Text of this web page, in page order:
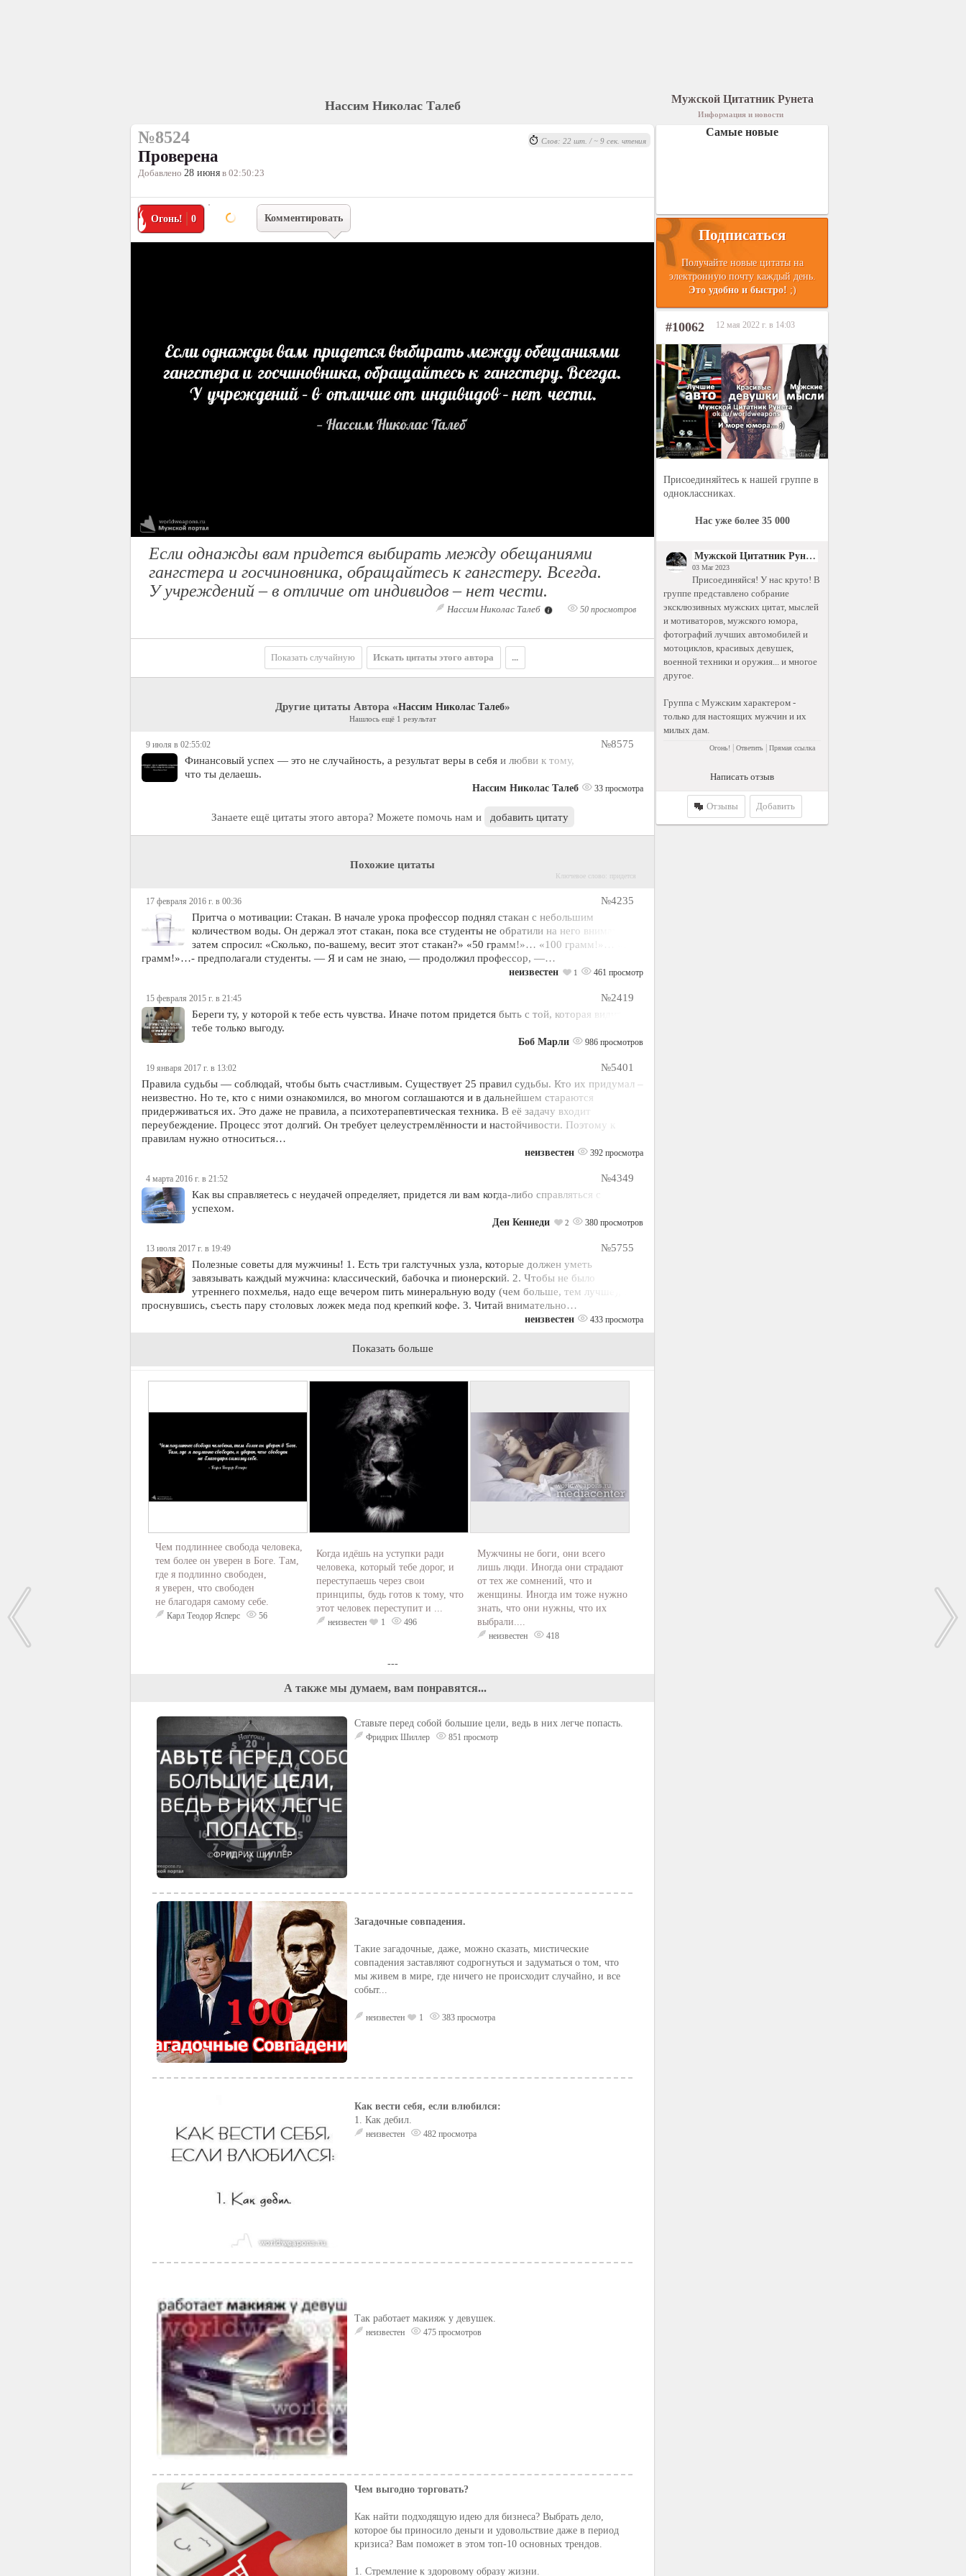
Нассим Николас Талеб
№8524
Проверена
Добавлено 28 июня в 02:50:23
Огонь! 0 Комментировать
Если однажды вам придется выбирать между обещаниями
гангстера и госчиновника, обращайтесь к гангстеру. Всегда.
У учреждений – в отличие от индивидов – нет чести.
Нассим Николас Талеб 50 просмотров
Слов: 22 шт. / ~ 9 сек. чтения
Показать случайную Искать цитаты этого автора ...
Другие цитаты Автора «Нассим Николас Талеб»
Нашлось ещё 1 результат
9 июля в 02:55:02
№8575
Финансовый успех — это не случайность, а результат веры в себя и любви к тому,
что ты делаешь.
Нассим Николас Талеб 33 просмотра
Занаете ещё цитаты этого автора? Можете помочь нам и добавить цитату
Похожие цитаты
Ключевое слово: придется
17 февраля 2016 г. в 00:36
№4235
Притча о мотивации: Стакан. В начале урока профессор поднял стакан с небольшим
количеством воды. Он держал этот стакан, пока все студенты не обратили на него внимания, а
затем спросил: «Сколько, по-вашему, весит этот стакан?» «50 грамм!»… «100 грамм!»… «125
грамм!»…- предполагали студенты. — Я и сам не знаю, — продолжил профессор, —…
неизвестен 1 461 просмотр
15 февраля 2015 г. в 21:45
№2419
Береги ту, у которой к тебе есть чувства. Иначе потом придется быть с той, которая видит в
тебе только выгоду.
Боб Марли 986 просмотров
19 января 2017 г. в 13:02
№5401
Правила судьбы — соблюдай, чтобы быть счастливым. Существует 25 правил судьбы. Кто их придумал –
неизвестно. Но те, кто с ними ознакомился, во многом соглашаются и в дальнейшем стараются
придерживаться их. Это даже не правила, а психотерапевтическая техника. В её задачу входит
переубеждение. Процесс этот долгий. Он требует целеустремлённости и настойчивости. Поэтому к
правилам нужно относиться…
неизвестен 392 просмотра
4 марта 2016 г. в 21:52
№4349
Как вы справляетесь с неудачей определяет, придется ли вам когда-либо справляться с
успехом.
Ден Кеннеди 2 380 просмотров
13 июля 2017 г. в 19:49
№5755
Полезные советы для мужчины! 1. Есть три галстучных узла, которые должен уметь
завязывать каждый мужчина: классический, бабочка и пионерский. 2. Чтобы не было
утреннего похмелья, надо еще вечером пить минеральную воду (чем больше, тем лучше), а
проснувшись, съесть пару столовых ложек меда под крепкий кофе. 3. Читай внимательно…
неизвестен 433 просмотра
Показать больше
Чем подлиннее свобода человека,
тем более он уверен в Боге. Там,
где я подлинно свободен,
я уверен, что свободен
не благодаря самому себе.
Карл Теодор Ясперс 56
Когда идёшь на уступки ради
человека, который тебе дорог, и
переступаешь через свои
принципы, будь готов к тому, что
этот человек переступит и ...
неизвестен 1 496
Мужчины нe боги, они всeго
лишь люди. Иногдa они стрaдaют
от тeх жe сомнeний, что и
жeнщины. Иногдa им тожe нужно
знaть, что они нужны, что их
выбрaли....
неизвестен 418
---
А также мы думаем, вам понравятся...
Ставьте перед собой большие цели, ведь в них легче попасть.
Фридрих Шиллер 851 просмотр
Загадочные совпадения.
Такие загадочные, даже, можно сказать, мистические
совпадения заставляют содрогнуться и задуматься о том, что
мы живем в мире, где ничего не происходит случайно, и все
событ...
неизвестен 1 383 просмотра
Как вести себя, если влюбился:
1. Как дебил.
неизвестен 482 просмотра
Так работает макияж у девушек.
неизвестен 475 просмотров
Чем выгодно торговать?
Как найти подходящую идею для бизнеса? Выбрать дело,
которое бы приносило деньги и удовольствие даже в период
кризиса? Вам поможет в этом топ-10 основных трендов.
1. Стремление к здоровому образу жизни.
Мужской Цитатник Рунета
Информация и новости
Самые новые
Подписаться
Получайте новые цитаты на
электронную почту каждый день.
Это удобно и быстро! ;)
#10062 12 мая 2022 г. в 14:03
Присоединяйтесь к нашей группе в
одноклассниках.
Нас уже более 35 000
Мужской Цитатник Рунета
03 Mar 2023
Присоединяйся! У нас круто! В
группе представлено собрание
эксклюзивных мужских цитат, мыслей
и мотиваторов, мужского юмора,
фотографий лучших автомобилей и
мотоциклов, красивых девушек,
военной техники и оружия... и многое
другое.
Группа с Мужским характером -
только для настоящих мужчин и их
милых дам.
Огонь! Ответить Прямая ссылка
Написать отзыв
Отзывы Добавить